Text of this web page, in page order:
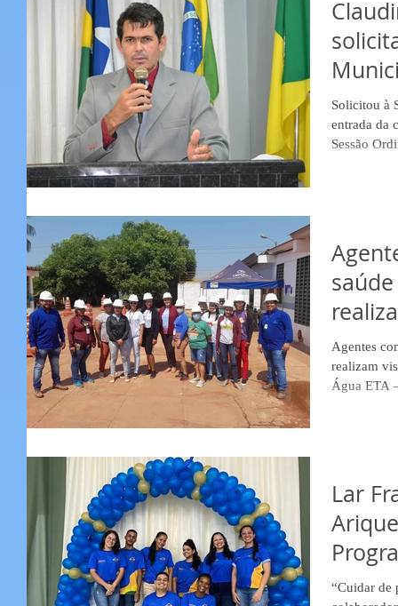
Solicitou à
entrada da
Sessão
Agentes
realizam
Água ETA
Lar
“Cuidar de